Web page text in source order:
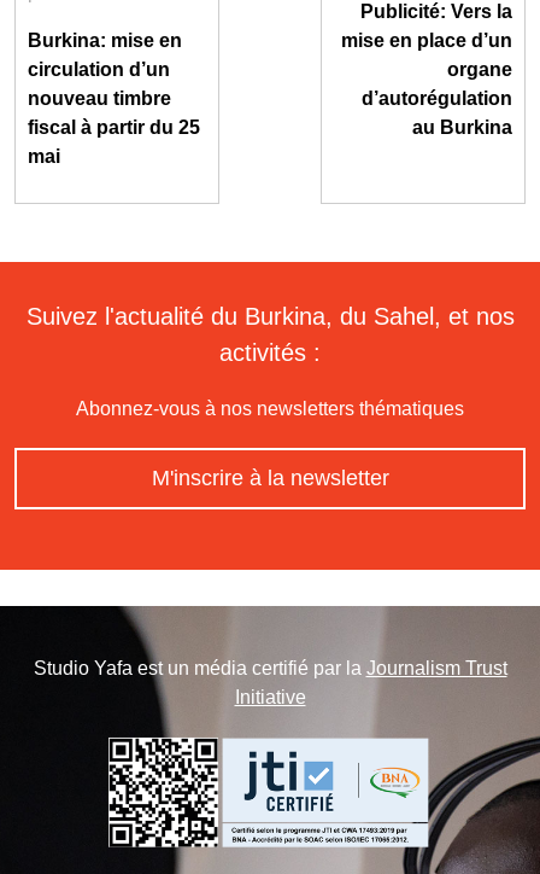
Burkina: mise en
circulation d’un
nouveau timbre
fiscal à partir du 25
mai
Publicité: Vers la
mise en place d’un
organe
d’autorégulation
au Burkina
Suivez l'actualité du Burkina, du Sahel, et nos
activités :
Abonnez-vous à nos newsletters thématiques
M'inscrire à la newsletter
Studio Yafa est un média certifié par la Journalism Trust
Initiative